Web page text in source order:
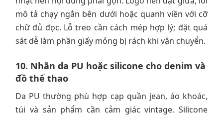
mô tả chạy ngắn bên dưới hoặc quanh viền với cỡ
chữ đủ đọc. Lỗ treo cần cách mép hợp lý; đặt quá
sát dễ làm phần giấy mỏng bị rách khi vận chuyển.
10. Nhãn da PU hoặc silicone cho denim và
đồ thể thao
Da PU thường phù hợp cạp quần jean, áo khoác,
túi và sản phẩm cần cảm giác vintage. Silicone